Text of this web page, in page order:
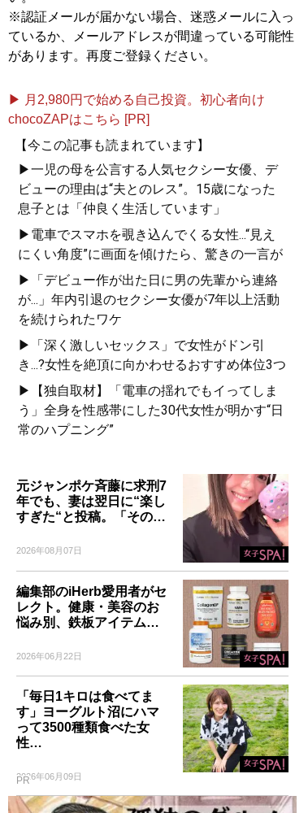
※認証メールが届かない場合、迷惑メールに入っ
ているか、メールアドレスが間違っている可能性
があります。再度ご登録ください。
▶ 月2,980円で始める自己投資。初心者向け
chocoZAPはこちら [PR]
【今この記事も読まれています】
▶一児の母を公言する人気セクシー女優、デ
ビューの理由は“夫とのレス”。15歳になった
息子とは「仲良く生活しています」
▶電車でスマホを覗き込んでくる女性...“見え
にくい角度”に画面を傾けたら、驚きの一言が
▶「デビュー作が出た日に男の先輩から連絡
が...」年内引退のセクシー女優が7年以上活動
を続けられたワケ
▶「深く激しいセックス」で女性がドン引
き...?女性を絶頂に向かわせるおすすめ体位3つ
▶【独自取材】「電車の揺れでもイってしま
う」全身を性感帯にした30代女性が明かす“日
常のハプニング”
元ジャンポケ斉藤に求刑7
年でも、妻は翌日に“楽し
すぎた“と投稿。「その…
2026年08月07日
編集部のiHerb愛用者がセ
レクト。健康・美容のお
悩み別、鉄板アイテム…
2026年06月22日
「毎日1キロは食べてま
す」ヨーグルト沼にハマ
って3500種類食べた女
性…
2026年06月09日
PR